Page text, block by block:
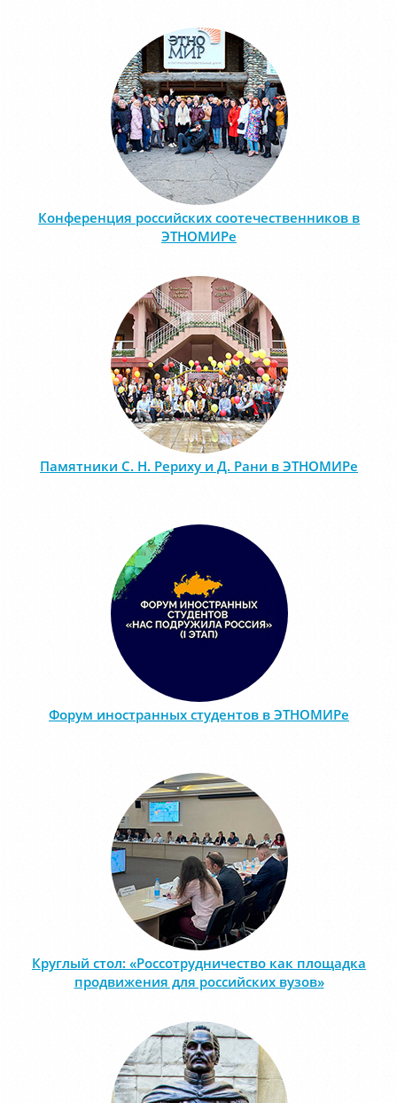
Конференция российских соотечественников в
ЭТНОМИРе
Памятники С. Н. Рериху и Д. Рани в ЭТНОМИРе
Форум иностранных студентов в ЭТНОМИРе
Круглый стол: «Россотрудничество как площадка
продвижения для российских вузов»